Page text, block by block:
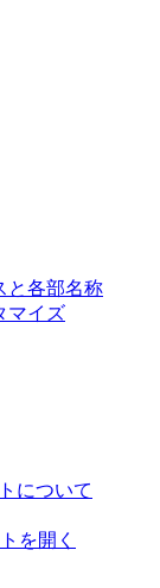
と各部名称
マイズ
について
を開く